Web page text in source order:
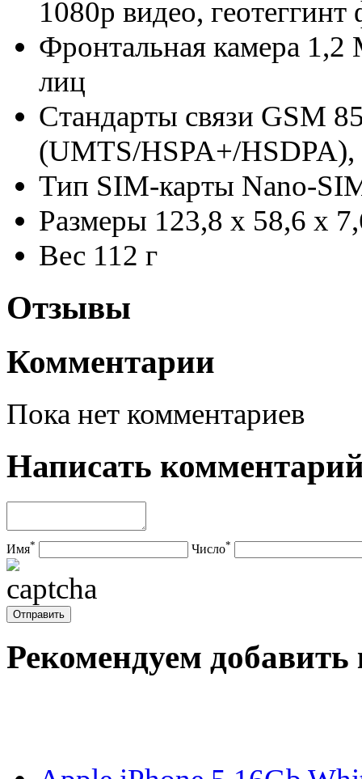
1080p видео,
Фронтальная камера 1,2
лиц
Стандарты связи GSM
(UMTS/HSPA+/
Тип SIM-карты Nano-
Размеры 123,8 х 58,6 х
Вес 112 г
Отзывы
Комментарии
Пока нет комментариев
Написать
Имя* Число*
Рекомендуем